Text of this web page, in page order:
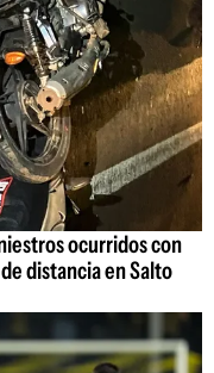
ocurridos con
distancia en Salto